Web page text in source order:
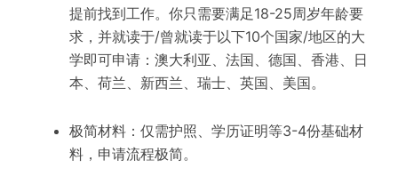
提前找到工作。你只需要满足18-25周岁年龄要
求，并就读于/曾就读于以下10个国家/地区的大
学即可申请：澳大利亚、法国、德国、香港、日
本、荷兰、新西兰、瑞士、英国、美国。
极简材料：仅需护照、学历证明等3-4份基础材
料，申请流程极简。